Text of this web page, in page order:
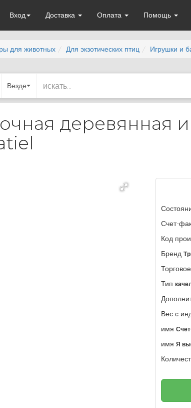
Вход Доставка Оплата Помощь
для животных Для экзотических птиц Игрушки и
Везде
деревянная
Счет-
Код
Бренд
Тип
Вес с
имя
имя Я